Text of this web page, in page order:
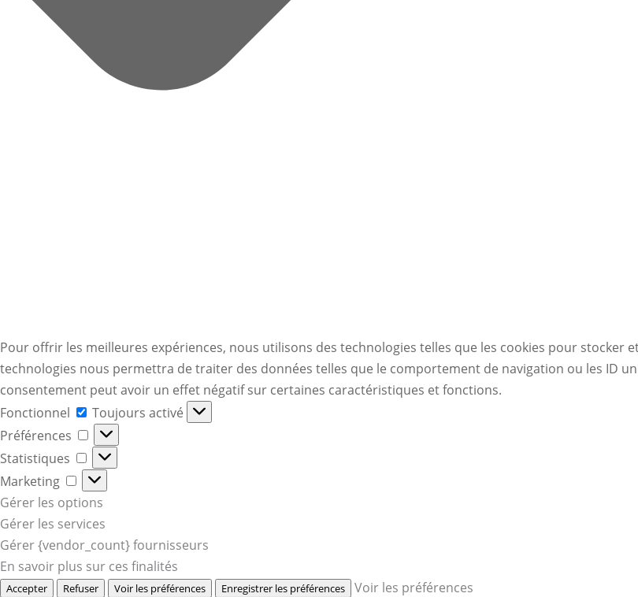
Pour offrir les meilleures expériences, nous utilisons des technologies telles que les cookies pour stocker
technologies nous permettra de traiter des données telles que le comportement de navigation ou les ID
consentement peut avoir un effet négatif sur certaines caractéristiques et fonctions.
Fonctionnel
Fonctionnel
Toujours activé
Préférences
Préférences
Statistiques
Statistiques
Marketing
Marketing
Gérer les options
Gérer les services
Gérer {vendor_count} fournisseurs
En savoir plus sur ces finalités
Accepter Refuser Voir les préférences Enregistrer les préférences
Voir les préférences